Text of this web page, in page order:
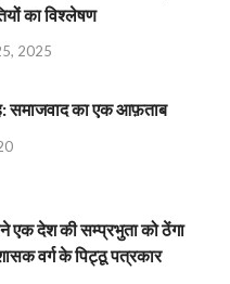
का विश्लेषण
2025
समाजवाद का एक आफ़ताब
एक देश की सम्प्रभुता को ठेंगा
वर्ग के पिट्ठू पत्रकार